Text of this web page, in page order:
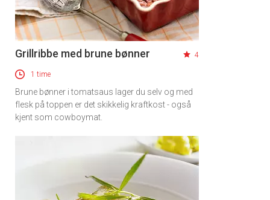
Grillribbe med brune bønner 4
1 time
Brune bønner i tomatsaus lager du selv og med
flesk på toppen er det skikkelig kraftkost - også
kjent som cowboymat.